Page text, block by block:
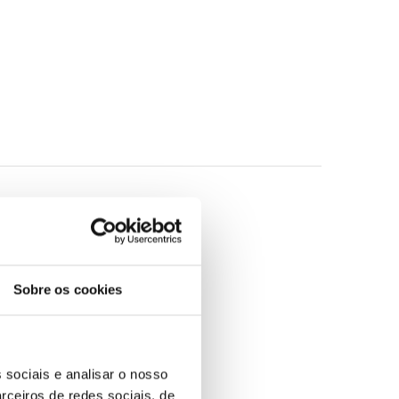
Sobre os cookies
sociais e analisar o nosso
de redes sociais, de